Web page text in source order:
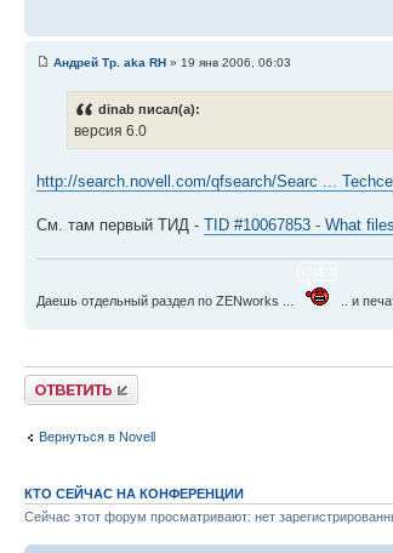
Андрей Тр. aka RH » 19 янв 2006, 06:03
dinab писал(а):
версия 6.0
http://search.novell.com/qfsearch/Searc ...
См. там первый ТИД - TID #10067853 - What
Даешь отдельный раздел по ZENworks ... .. и
Ответить
Вернуться в Novell
КТО СЕЙЧАС НА КОНФЕРЕНЦИИ
Сейчас этот форум просматривают: нет